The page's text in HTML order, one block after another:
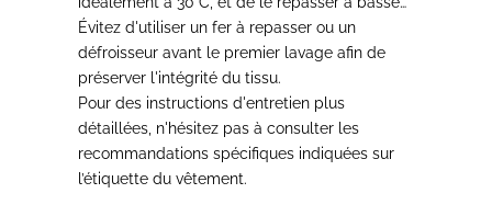
températuretout en le retournant.
Évitez d'utiliser un fer à repasser ou un
défroisseur avant le premier lavage afin de
préserver l'intégrité du tissu.
Pour des instructions d'entretien plus
détaillées, n'hésitez pas à consulter les
recommandations spécifiques indiquées sur
l’étiquette du vêtement.